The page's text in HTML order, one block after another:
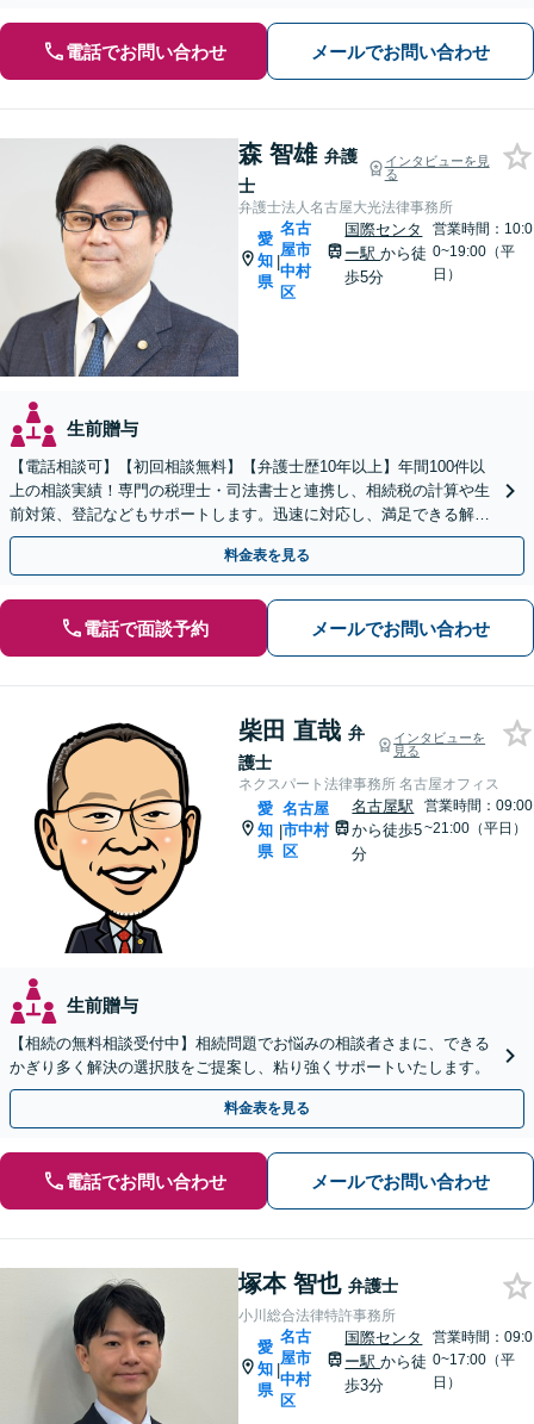
電話でお問い合わせ メールでお問い合わせ
森 智雄 弁護
士
インタビューを見
る
弁護士法人名古屋大光法律事務所
愛
知
県
|
名古
屋市
中村
区
国際センタ
ー駅から徒
歩5分
営業時間：10:0
0~19:00（平
日）
生前贈与
【電話相談可】【初回相談無料】【弁護士歴10年以上】年間100件以
上の相談実績！専門の税理士・司法書士と連携し、相続税の計算や生
前対策、登記などもサポートします。迅速に対応し、満足できる解決
を目指します【名古屋駅10分】【休日・夜間面談可】
料金表を見る
電話で面談予約 メールでお問い合わせ
柴田 直哉 弁
護士
インタビューを
見る
ネクスパート法律事務所 名古屋オフィス
愛
知
県
|
名古屋
市中村
区
名古屋駅
から徒歩5
分
営業時間：09:00
~21:00（平日）
生前贈与
【相続の無料相談受付中】相続問題でお悩みの相談者さまに、できる
かぎり多く解決の選択肢をご提案し、粘り強くサポートいたします。
料金表を見る
電話でお問い合わせ メールでお問い合わせ
塚本 智也 弁護士
小川総合法律特許事務所
愛
知
県
|
名古
屋市
中村
区
国際センタ
ー駅から徒
歩3分
営業時間：09:0
0~17:00（平
日）